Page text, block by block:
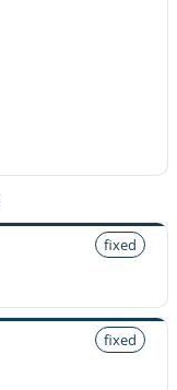
fixed
fixed